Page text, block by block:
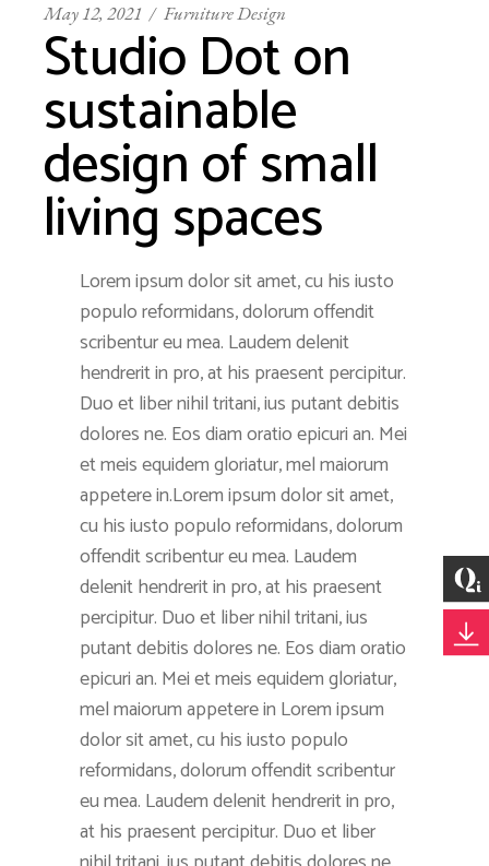
May 12, 2021 Furniture Design
Studio Dot on
sustainable
design of small
living spaces
Lorem ipsum dolor sit amet, cu his iusto
populo reformidans, dolorum offendit
scribentur eu mea. Laudem delenit
hendrerit in pro, at his praesent percipitur.
Duo et liber nihil tritani, ius putant debitis
dolores ne. Eos diam oratio epicuri an. Mei
et meis equidem gloriatur, mel maiorum
appetere in.Lorem ipsum dolor sit amet,
cu his iusto populo reformidans, dolorum
offendit scribentur eu mea. Laudem
delenit hendrerit in pro, at his praesent
percipitur. Duo et liber nihil tritani, ius
putant debitis dolores ne. Eos diam oratio
epicuri an. Mei et meis equidem gloriatur,
mel maiorum appetere in Lorem ipsum
dolor sit amet, cu his iusto populo
reformidans, dolorum offendit scribentur
eu mea. Laudem delenit hendrerit in pro,
at his praesent percipitur. Duo et liber